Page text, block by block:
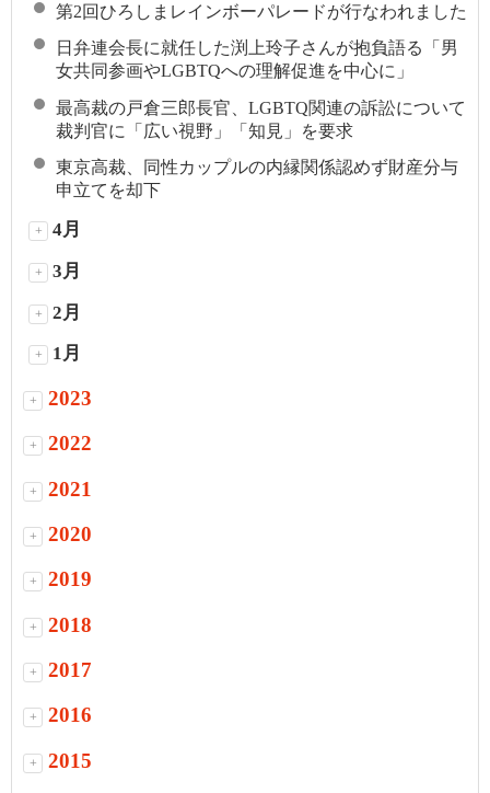
第2回ひろしまレインボーパレードが行なわれました
日弁連会長に就任した渕上玲子さんが抱負語る「男
女共同参画やLGBTQへの理解促進を中心に」
最高裁の戸倉三郎長官、LGBTQ関連の訴訟について
裁判官に「広い視野」「知見」を要求
東京高裁、同性カップルの内縁関係認めず財産分与
申立てを却下
+ 4月
+ 3月
+ 2月
+ 1月
+ 2023
+ 2022
+ 2021
+ 2020
+ 2019
+ 2018
+ 2017
+ 2016
+ 2015